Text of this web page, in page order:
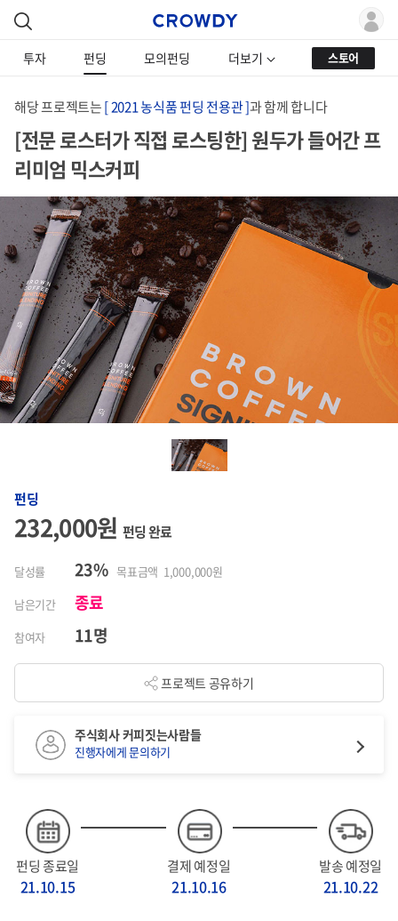
투자 펀딩 모의펀딩 더보기 스토어
해당 프로젝트는[ 2021 농식품 펀딩 전용관 ]과 함께 합니다
[전문 로스터가 직접 로스팅한] 원두가 들어간 프
리미엄 믹스커피
펀딩
232,000원 펀딩 완료
달성률 23% 목표금액 1,000,000원
남은기간
종료
참여자 11명
프로젝트 공유하기
펀딩 종료일
21.10.15
결제 예정일
21.10.16
발송 예정일
21.10.22
주식회사 커피짓는사람들
진행자에게 문의하기